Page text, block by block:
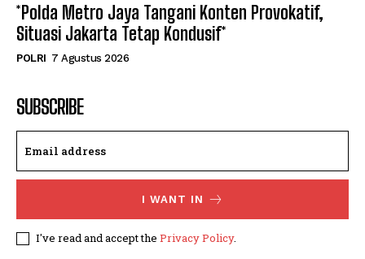
*Polda Metro Jaya Tangani Konten Provokatif,
Situasi Jakarta Tetap Kondusif*
POLRI 7 Agustus 2026
SUBSCRIBE
I WANT IN
I've read and accept the Privacy Policy.